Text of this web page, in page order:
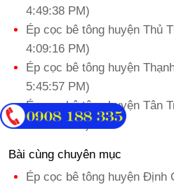
4:49:38 PM)
Ép cọc bê tông huyện Thủ
4:09:16 PM)
Ép cọc bê tông huyện
5:45:57 PM)
Ép cọc bê tông huyện Tân
2:46:31 PM)
Bài cùng chuyên mục
Ép cọc bê tông huyện Định